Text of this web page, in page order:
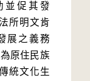
促其發
所明文肯
展之義務
原住民族
統文化生